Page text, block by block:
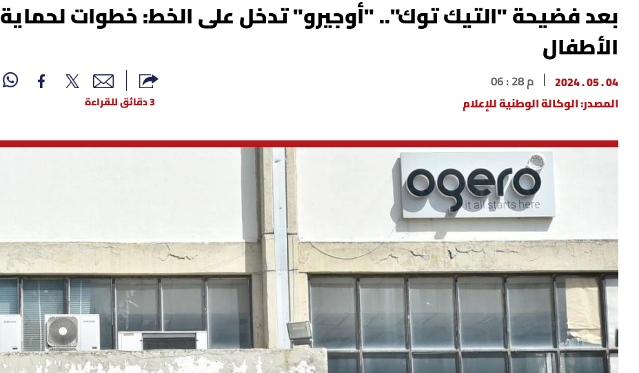
بعد فضيحة "التيك توك".. "أوجيرو" تدخل على الخط: خطوات لحماية
الأطفال
04 . 05 . 2024 06 : 28 م
3 دقائق للقراءة المصدر: الوكالة الوطنية للإعلام